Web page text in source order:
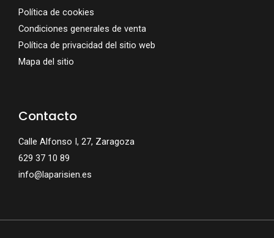
Política de cookies
Condiciones generales de venta
Política de privacidad del sitio web
Mapa del sitio
Contacto
Calle Alfonso I, 27, Zaragoza
629 37 10 89
info@laparisien.es